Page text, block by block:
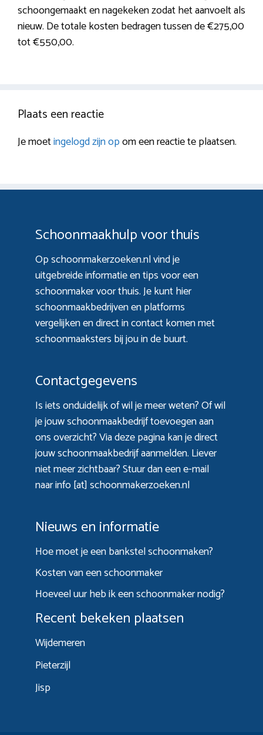
schoongemaakt en nagekeken zodat het aanvoelt als
nieuw. De totale kosten bedragen tussen de €275,00
tot €550,00.
Plaats een reactie
Je moetingelogd zijn opom een reactie te plaatsen.
Schoonmaakhulp voor thuis
Op schoonmakerzoeken.nl vind je
uitgebreide informatie en tips voor een
schoonmaker voor thuis. Je kunt hier
schoonmaakbedrijven en platforms
vergelijken en direct in contact komen met
schoonmaaksters bij jou in de buurt.
Contactgegevens
Is iets onduidelijk of wil je meer weten? Of wil
je jouw schoonmaakbedrijf toevoegen aan
ons overzicht? Viadeze paginakan je direct
jouw schoonmaakbedrijf aanmelden. Liever
niet meer zichtbaar? Stuur dan een e-mail
naar info [at] schoonmakerzoeken.nl
Nieuws en informatie
Hoe moet je een bankstel schoonmaken?
Kosten van een schoonmaker
Hoeveel uur heb ik een schoonmaker nodig?
Recent bekeken plaatsen
Wijdemeren
Pieterzijl
Jisp